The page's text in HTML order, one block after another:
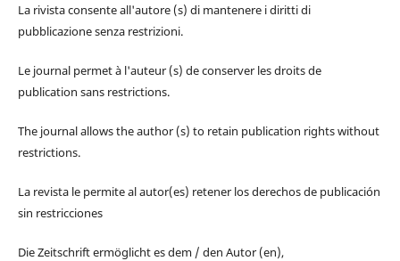
La rivista consente all'autore (s) di mantenere i diritti di
pubblicazione senza restrizioni.
Le journal permet à l'auteur (s) de conserver les droits de
publication sans restrictions.
The journal allows the author (s) to retain publication rights without
restrictions.
La revista le permite al autor(es) retener los derechos de publicación
sin restricciones
Die Zeitschrift ermöglicht es dem / den Autor (en),